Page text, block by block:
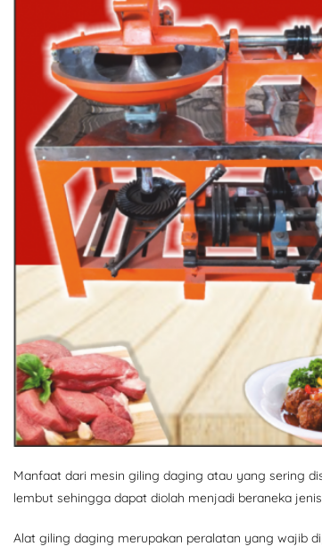
Manfaat dari mesin giling daging atau yang sering
lembut sehingga dapat diolah menjadi beraneka
Alat giling daging merupakan peralatan yang wajib